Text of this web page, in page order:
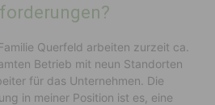
Querfeld arbeiten zurzeit ca.
Betrieb mit neun Standorten
für das Unternehmen. Die
in meiner Position ist es, eine